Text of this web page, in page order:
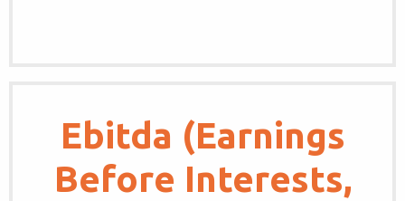
Ebitda (Earnings
Before Interests,